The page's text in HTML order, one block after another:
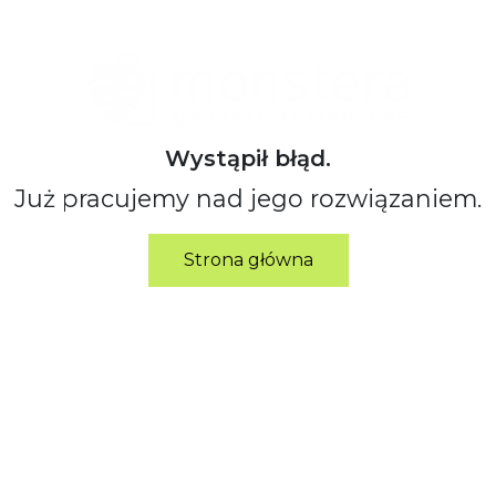
Wystąpił błąd.
Już pracujemy nad jego rozwiązaniem.
Strona główna